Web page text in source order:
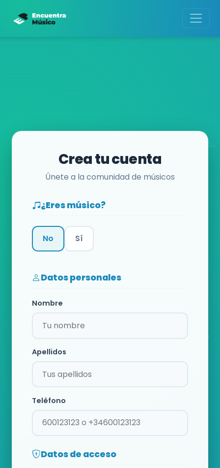
Crea tu cuenta
Únete a la comunidad de músicos
¿Eres músico?
No Sí
Datos personales
Nombre
Apellidos
Teléfono
Datos de acceso